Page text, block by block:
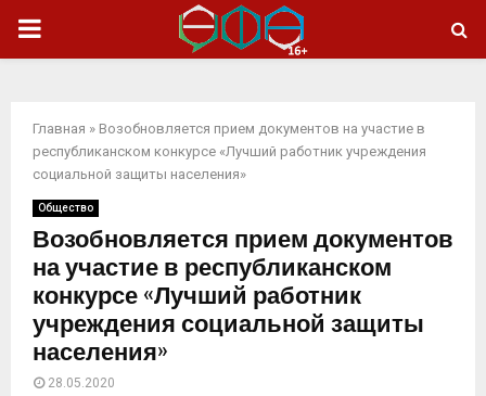
ОСНОВНОЕ
Главная » Возобновляется прием документов на участие в
республиканском конкурсе «Лучший работник учреждения
социальной защиты населения»
Общество
Возобновляется прием документов
на участие в республиканском
конкурсе «Лучший работник
учреждения социальной защиты
населения»
28.05.2020